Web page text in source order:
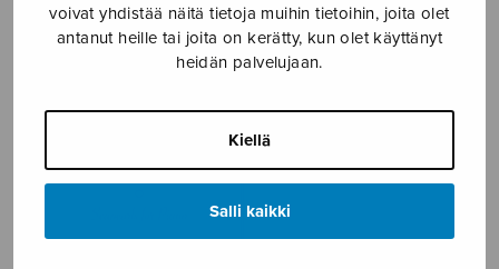
voivat yhdistää näitä tietoja muihin tietoihin, joita olet
antanut heille tai joita on kerätty, kun olet käyttänyt
heidän palvelujaan.
Kiellä
Salli kaikki
20.3.2018